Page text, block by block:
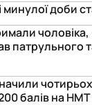
минулої доби
патрульного
балів на НМТ